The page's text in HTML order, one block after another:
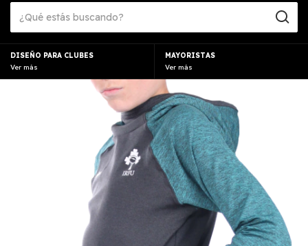
DISEÑO PARA CLUBES
Ver más
MAYORISTAS
Ver más